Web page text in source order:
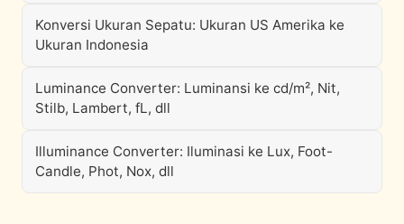
Konversi Ukuran Sepatu: Ukuran US Amerika ke
Ukuran Indonesia
Luminance Converter: Luminansi ke cd/m², Nit,
Stilb, Lambert, fL, dll
Illuminance Converter: Iluminasi ke Lux, Foot-
Candle, Phot, Nox, dll